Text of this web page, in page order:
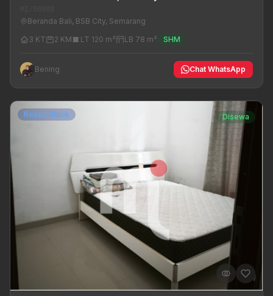
Beranda Bali, BSB City, Semarang
3 KT
2 KM LT 120 m² LB 78 m² SHM
Bening Chat WhatsApp
Ready Stock Disewa